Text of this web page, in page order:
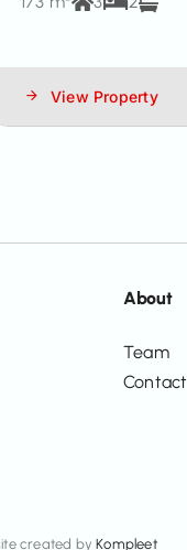
View Property
About
Team
Contact
created byKompleet